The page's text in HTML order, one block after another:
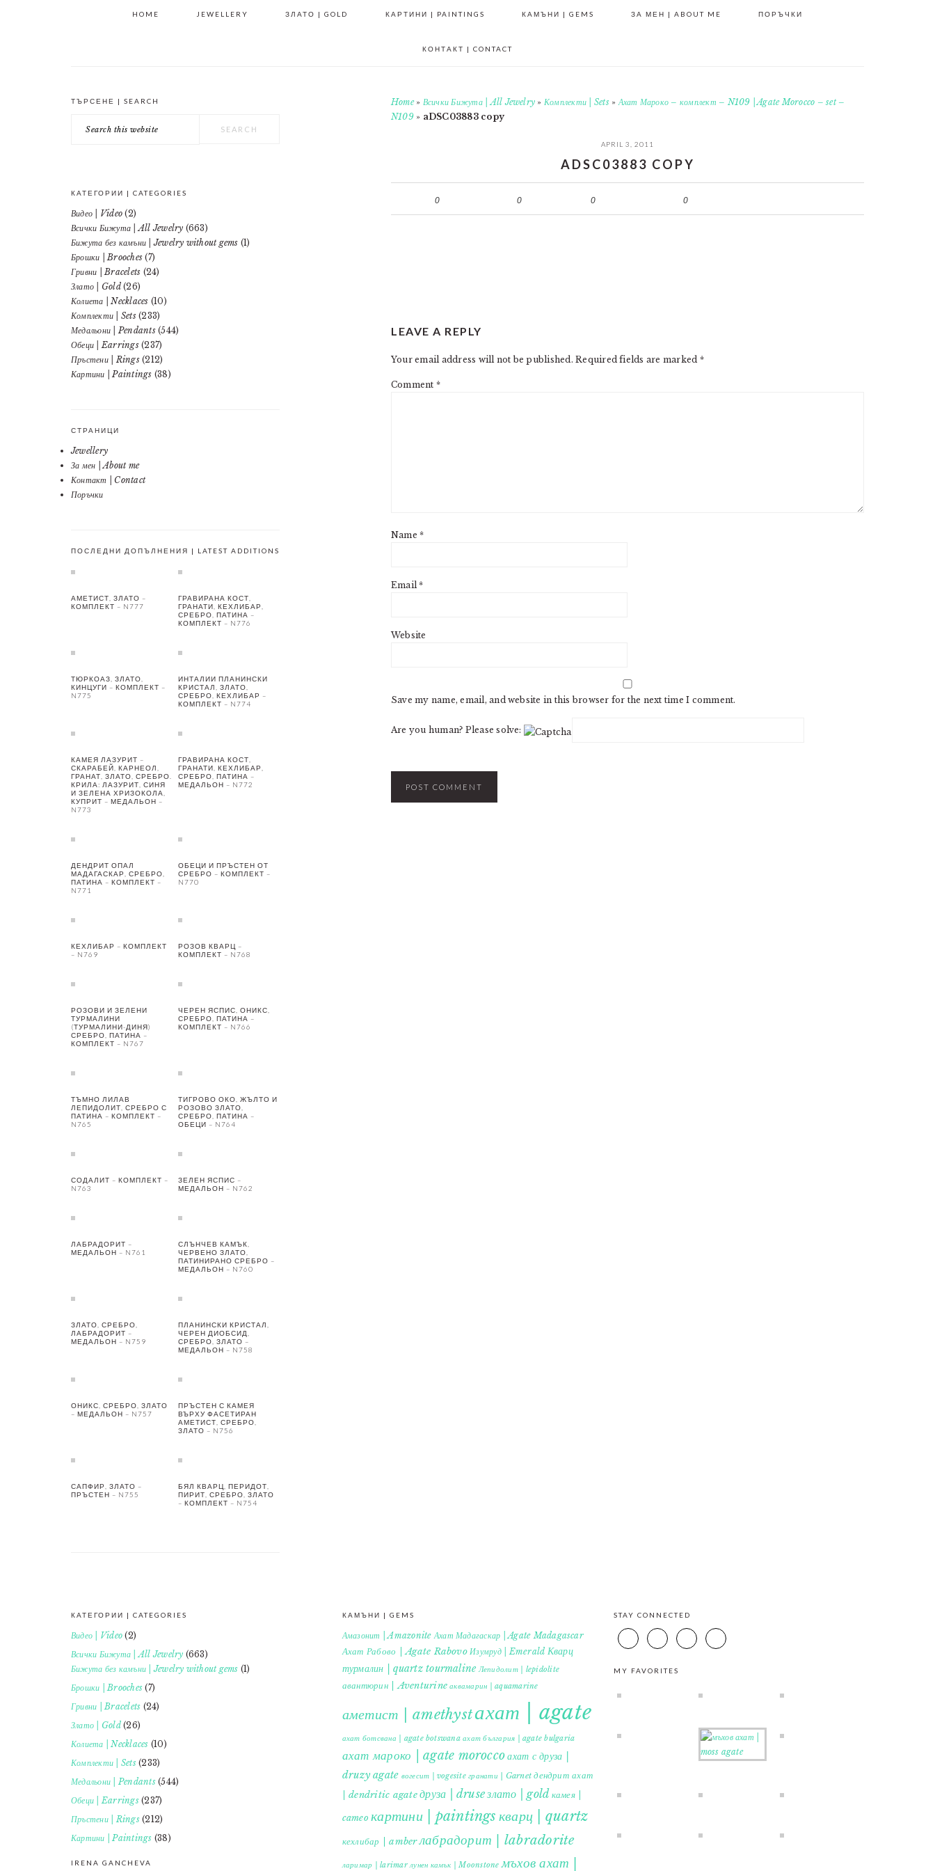
HOME JEWELLERY ЗЛАТО | GOLD КАРТИНИ | PAINTINGS КАМЪНИ | GEMS ЗА МЕН | ABOUT ME ПОРЪЧКИ
КОНТАКТ | CONTACT
Home» Всички Бижута | All Jewelry » Комплекти | Sets»Ахат Мароко – комплект – N109 | Agate Morocco – set –
N109» aDSC03883 copy
APRIL 3, 2011
ADSC03883 COPY
0 0 0 0
INTERACTIONS
LEAVE A REPLY
Your email address will not be published. Required fields are marked *
Comment *
Name*
Email*
Website
Save my name, email, and website in this browser for the next time I comment.
Are you human? Please solve:
PRIMARY
SIDEBAR
ТЪРСЕНЕ | SEARCH
this
КАТЕГОРИИ | CATEGORIES
Видео | Video (2)
Всички Бижута | All Jewelry (663)
Бижута без камъни | Jewelry without gems (1)
Брошки | Brooches (7)
Гривни | Bracelets (24)
Злато | Gold(26)
Колиета | Necklaces (10)
Комплекти | Sets(233)
Медальони | Pendants(544)
Обеци | Earrings(237)
Пръстени | Rings(212)
Картини | Paintings (38)
СТРАНИЦИ
Jewellery
За мен | About me
Контакт | Contact
Поръчки
ПОСЛЕДНИ ДОПЪЛНЕНИЯ | LATEST ADDITIONS
АМЕТИСТ, ЗЛАТО –
КОМПЛЕКТ – N777
ГРАВИРАНА КОСТ,
ГРАНАТИ, КЕХЛИБАР,
СРЕБРО, ПАТИНА –
КОМПЛЕКТ – N776
ТЮРКОАЗ, ЗЛАТО,
КИНЦУГИ – КОМПЛЕКТ –
N775
ИНТАЛИИ ПЛАНИНСКИ
КРИСТАЛ, ЗЛАТО,
СРЕБРО, КЕХЛИБАР –
КОМПЛЕКТ – N774
КАМЕЯ ЛАЗУРИТ –
СКАРАБЕЙ, КАРНЕОЛ,
ГРАНАТ, ЗЛАТО, СРЕБРО.
КРИЛА: ЛАЗУРИТ, СИНЯ
И ЗЕЛЕНА ХРИЗОКОЛА,
КУПРИТ – МЕДАЛЬОН –
N773
ГРАВИРАНА КОСТ,
ГРАНАТИ, КЕХЛИБАР,
СРЕБРО, ПАТИНА –
МЕДАЛЬОН – N772
ДЕНДРИТ ОПАЛ
МАДАГАСКАР, СРЕБРО,
ПАТИНА – КОМПЛЕКТ –
N771
ОБЕЦИ И ПРЪСТЕН ОТ
СРЕБРО – КОМПЛЕКТ –
N770
КЕХЛИБАР – КОМПЛЕКТ
– N769
РОЗОВ КВАРЦ –
КОМПЛЕКТ – N768
РОЗОВИ И ЗЕЛЕНИ
ТУРМАЛИНИ
(ТУРМАЛИНИ-ДИНЯ)
СРЕБРО, ПАТИНА –
КОМПЛЕКТ – N767
ЧЕРЕН ЯСПИС, ОНИКС,
СРЕБРО, ПАТИНА –
КОМПЛЕКТ – N766
ТЪМНО ЛИЛАВ
ЛЕПИДОЛИТ, СРЕБРО С
ПАТИНА – КОМПЛЕКТ –
N765
ТИГРОВО ОКО, ЖЪЛТО И
РОЗОВО ЗЛАТО,
СРЕБРО, ПАТИНА –
ОБЕЦИ – N764
СОДАЛИТ – КОМПЛЕКТ –
N763
ЗЕЛЕН ЯСПИС –
МЕДАЛЬОН – N762
ЛАБРАДОРИТ –
МЕДАЛЬОН – N761
СЛЪНЧЕВ КАМЪК,
ЧЕРВЕНО ЗЛАТО,
ПАТИНИРАНО СРЕБРО –
МЕДАЛЬОН – N760
ЗЛАТО, СРЕБРО,
ЛАБРАДОРИТ –
МЕДАЛЬОН – N759
ПЛАНИНСКИ КРИСТАЛ,
ЧЕРЕН ДИОБСИД,
СРЕБРО, ЗЛАТО –
МЕДАЛЬОН – N758
ОНИКС, СРЕБРО, ЗЛАТО
– МЕДАЛЬОН – N757
ПРЪСТЕН С КАМЕЯ
ВЪРХУ ФАСЕТИРАН
АМЕТИСТ, СРЕБРО,
ЗЛАТО – N756
САПФИР, ЗЛАТО –
ПРЪСТЕН – N755
БЯЛ КВАРЦ, ПЕРИДОТ,
ПИРИТ, СРЕБРО, ЗЛАТО
– КОМПЛЕКТ – N754
КАТЕГОРИИ | CATEGORIES
Видео | Video (2)
Всички Бижута | All Jewelry (663)
Бижута без камъни | Jewelry without gems (1)
Брошки | Brooches (7)
Гривни | Bracelets (24)
Злато | Gold(26)
Колиета | Necklaces (10)
Комплекти | Sets(233)
Медальони | Pendants(544)
Обеци | Earrings(237)
Пръстени | Rings(212)
Картини | Paintings (38)
IRENA GANCHEVA
КАМЪНИ | GEMS
Амазонит | Amazonite Ахат Мадагаскар | Agate Madagascar
Ахат Рабово | Agate Rabovo Изумруд | Emerald Кварц
турмалин | quartz tourmaline Лепидолит | lepidolite
авантюрин | Aventurine аквамарин | aquamarine
аметист | amethystахат | agate
ахат ботсвана | agate botswana ахат българия | agate bulgaria
ахат мароко | agate moroccoахат с друза |
druzy agate вогесит | vogesite гранати | Garnet дендрит ахат
| dendritic agateдруза | druseзлато | gold камея |
cameo картини | paintings кварц | quartz
кехлибар | amberлабрадорит | labradorite
ларимар | larimar лунен камък | Moonstone мъхов ахат |
STAY CONNECTED
MY FAVORITES